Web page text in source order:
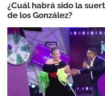
¿Cuál habrá sido la
de los González?